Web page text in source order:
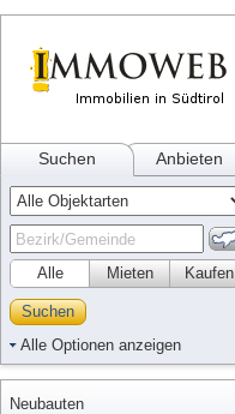
Suchen Anbieten
Alle Kaufen
Mieten
Suchen
Alle Optionen anzeigen
Neubauten